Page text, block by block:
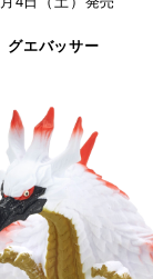
エバッサー